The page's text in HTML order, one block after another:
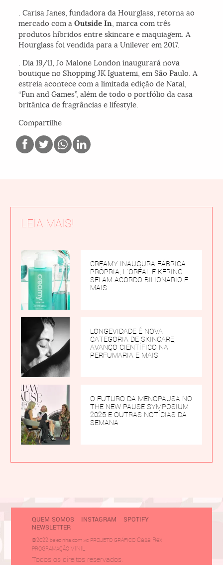
. Carisa Janes, fundadora da Hourglass, retorna ao
mercado com aOutside In, marca com três
produtos híbridos entre skincare e maquiagem. A
Hourglass foi vendida para a Unilever em 2017.
. Dia 19/11, Jo Malone London inaugurará nova
boutique no Shopping JK Iguatemi, em São Paulo. A
estreia acontece com a limitada edição de Natal,
“Fun and Games”, além de todo o portfólio da casa
britânica de fragrâncias e lifestyle.
Compartilhe
LEIA MAIS!
CREAMY INAUGURA FÁBRICA
PRÓPRIA, L’ORÉAL E KERING
SELAM ACORDO BILIONÁRIO E
MAIS
LONGEVIDADE É NOVA
CATEGORIA DE SKINCARE,
AVANÇO CIENTÍFICO NA
PERFUMARIA E MAIS
O FUTURO DA MENOPAUSA NO
THE NEW PAUSE SYMPOSIUM
2025 E OUTRAS NOTÍCIAS DA
SEMANA
QUEM SOMOS INSTAGRAM
SPOTIFY
NEWSLETTER
©2022 belezinha.com.vc PROJETO GRÁFICO Casa Rex
PROGRAMAÇÃO VINIL
Todos os direitos reservados.